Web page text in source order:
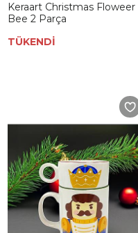
Keraart Christmas Floweer
Bee 2 Parça
TÜKENDİ